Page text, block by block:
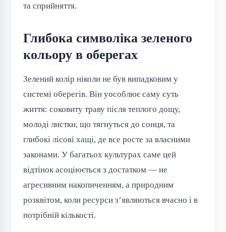
та сприйняття.
Глибока символіка зеленого
кольору в оберегах
Зелений колір ніколи не був випадковим у
системі оберегів. Він уособлює саму суть
життя: соковиту траву після теплого дощу,
молоді листки, що тягнуться до сонця, та
глибокі лісові хащі, де все росте за власними
законами. У багатьох культурах саме цей
відтінок асоціюється з достатком — не
агресивним накопиченням, а природним
розквітом, коли ресурси з’являються вчасно і в
потрібній кількості.